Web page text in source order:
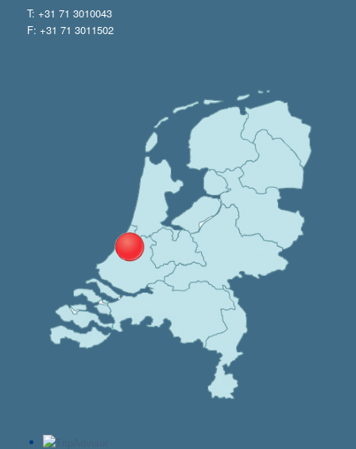
T: +31 71 3010043
F: +31 71 3011502